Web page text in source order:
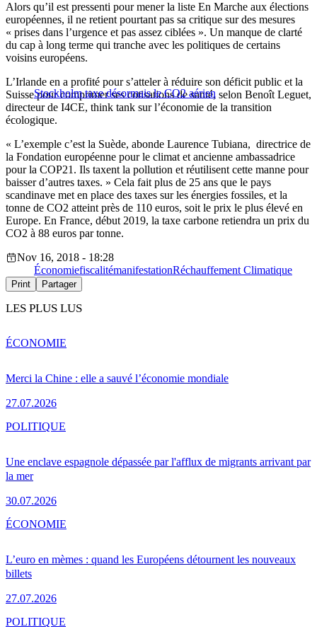
Alors qu’il est pressenti pour mener la liste En Marche aux élections
européennes, il ne retient pourtant pas sa critique sur des mesures
« prises dans l’urgence et pas assez ciblées ». Un manque de clarté
du cap à long terme qui tranche avec les politiques de certains
voisins européens.
Stockholm taxe désormais le CO2 aérien
L’Irlande en a profité pour s’atteler à réduire son déficit public et la
Suisse pour comprimer ses cotisations de santé, selon Benoît Leguet,
directeur de I4CE, think tank sur l’économie de la transition
écologique.
« L’exemple c’est la Suède, abonde Laurence Tubiana, directrice de
la Fondation européenne pour le climat et ancienne ambassadrice
pour la COP21. Ils taxent la pollution et réutilisent cette manne pour
baisser d’autres taxes. » Cela fait plus de 25 ans que le pays
scandinave met en place des taxes sur les énergies fossiles, et la
tonne de CO2 atteint près de 110 euros, soit le prix le plus élevé en
Europe. En France, début 2019, la taxe carbone retiendra un prix du
CO2 à 88 euros par tonne.
Nov 16, 2018 - 18:28
ÉconomiefiscalitémanifestationRéchauffement Climatique
Print Partager
LES PLUS LUS
Merci la Chine : elle a sauvé l’économie mondiale
27.07.2026
ÉCONOMIE
Une enclave espagnole dépassée par l'afflux de migrants arrivant par
la mer
30.07.2026
POLITIQUE
L’euro en mèmes : quand les Européens détournent les nouveaux
billets
27.07.2026
ÉCONOMIE
POLITIQUE